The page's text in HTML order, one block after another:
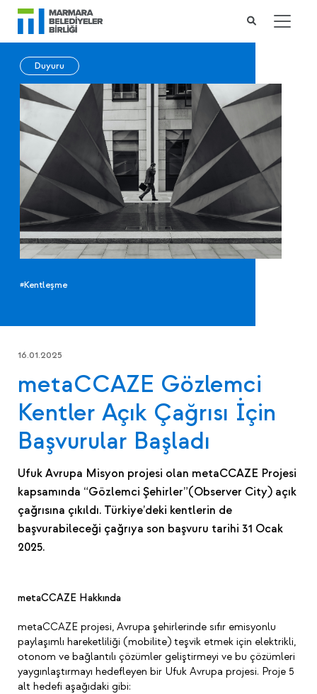
Duyuru
#Kentleşme
16.01.2025
metaCCAZE Gözlemci
Kentler Açık Çağrısı İçin
Başvurular Başladı
Ufuk Avrupa Misyon projesi olan metaCCAZE Projesi
kapsamında “Gözlemci Şehirler”(Observer City) açık
çağrısına çıkıldı. Türkiye’deki kentlerin de
başvurabileceği çağrıya son başvuru tarihi 31 Ocak
2025.
metaCCAZE Hakkında
metaCCAZE projesi, Avrupa şehirlerinde sıfır emisyonlu
paylaşımlı hareketliliği (mobilite) teşvik etmek için elektrikli,
otonom ve bağlantılı çözümler geliştirmeyi ve bu çözümleri
yaygınlaştırmayı hedefleyen bir Ufuk Avrupa projesi. Proje 5
alt hedefi aşağıdaki gibi: